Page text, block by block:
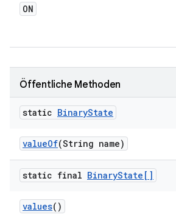
ON
Öffentliche Methoden
static BinaryState
valueOf(String name)
static final BinaryState[]
values()